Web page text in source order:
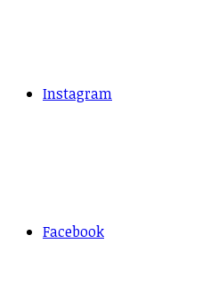
Instagram
Facebook